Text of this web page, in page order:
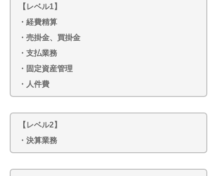
【レベル1】
・経費精算
・売掛金、買掛金
・支払業務
・固定資産管理
・人件費
【レベル2】
・決算業務